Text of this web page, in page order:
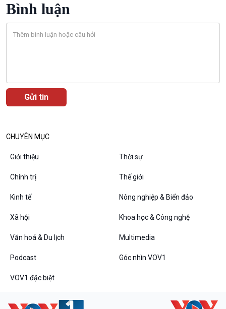
Văn hoá & Du lịch
Tin Văn hoá & Du lịch
Bình luận
10 phút Sự kiện - Luận bàn
Dòng chảy sự kiện
Đối thoại
Diễn đàn chủ nhật
Chuyện đêm
Bình luận
CHUYÊN MỤC
Giới thiệu Thời sự
Chính trị Thế giới
Kinh tế Nông nghiệp & Biển đảo
Xã hội Khoa học & Công nghệ
Văn hoá & Du lịch Multimedia
Podcast Góc nhìn VOV1
VOV1 đặc biệt